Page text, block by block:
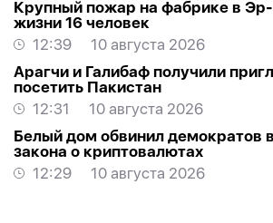
Крупный пожар на фабрике в
жизни 16 человек
12:39
10 августа 2026
Арагчи и Галибаф получили
посетить Пакистан
12:31
10 августа 2026
Белый дом обвинил демократов
закона о криптовалютах
12:29
10 августа 2026